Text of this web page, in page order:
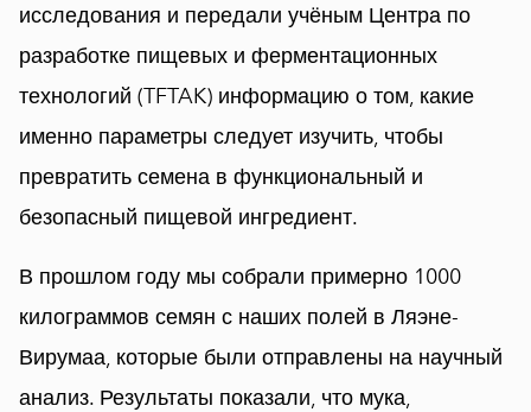
исследования и передали учёным Центра по
разработке пищевых и ферментационных
технологий (TFTAK) информацию о том, какие
именно параметры следует изучить, чтобы
превратить семена в функциональный и
безопасный пищевой ингредиент.
В прошлом году мы собрали примерно 1000
килограммов семян с наших полей в Ляэне-
Вирумаа, которые были отправлены на научный
анализ. Результаты показали, что мука,